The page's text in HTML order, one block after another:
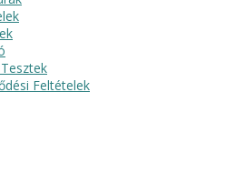
Feltételek